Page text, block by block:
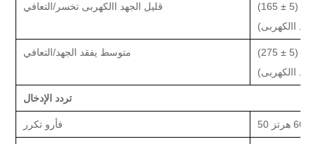
قليل الجهد االكهربى تخسر /التعافي
االكهربى)
متوسط يفقد الجهد/التعافي (275 ± 5)
االكهربى)
تردد الإدخال
فأر و تكرر